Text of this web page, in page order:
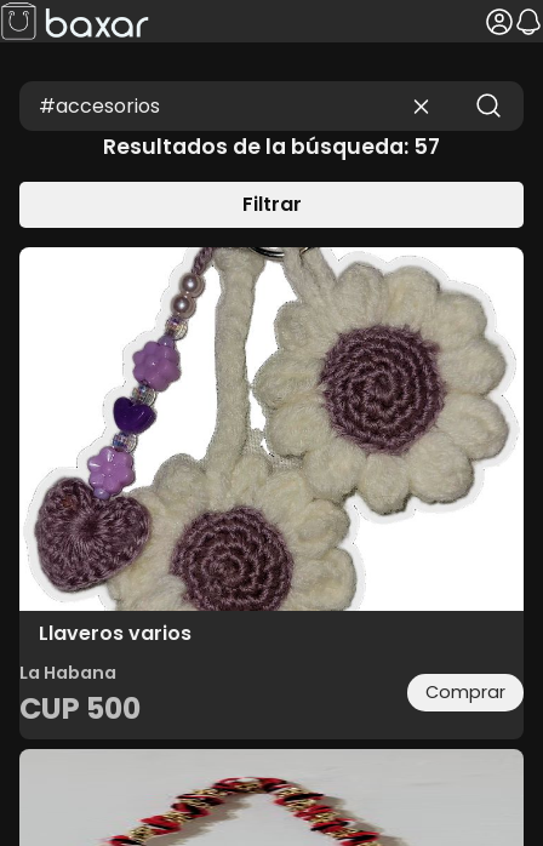
Resultados de la búsqueda: 57
Filtrar
MENOR PRECIO
MAYOR PRECIO
MAS ANTIGUOS
MAS NUEVOS
TU PROVINCIA
Llaveros varios
La Habana
CUP 500 Comprar